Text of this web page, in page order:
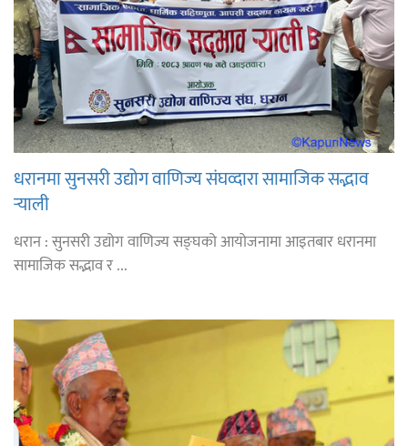
धरानमा सुनसरी उद्योग वाणिज्य संघव्दारा सामाजिक सद्भाव
र्‍याली
धरान : सुनसरी उद्योग वाणिज्य सङ्घको आयोजनामा आइतबार धरानमा
सामाजिक सद्भाव र ...